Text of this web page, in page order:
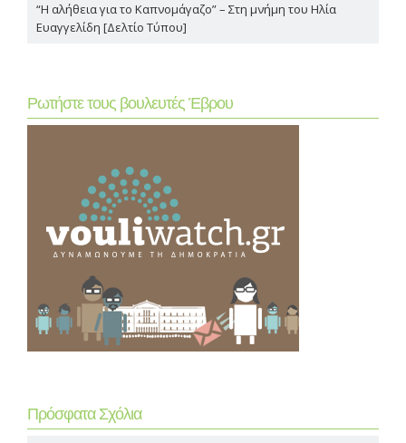
“Η αλήθεια για το Καπνομάγαζο” – Στη μνήμη του Ηλία
Ευαγγελίδη [Δελτίο Τύπου]
Ρωτήστε τους βουλευτές Έβρου
Πρόσφατα Σχόλια